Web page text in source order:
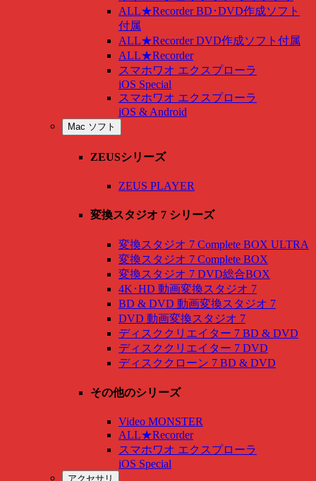
ALL★Recorder BD･DVD作成ソフト
付属
ALL★Recorder DVD作成ソフト付属
ALL★Recorder
スマホワオ エクスプローラ
iOS Special
スマホワオ エクスプローラ
iOS & Android
Mac ソフト
ZEUSシリーズ
ZEUS PLAYER
変換スタジオ 7 シリーズ
変換スタジオ 7 Complete BOX ULTRA
変換スタジオ 7 Complete BOX
変換スタジオ 7 DVD総合BOX
4K･HD 動画変換スタジオ 7
BD & DVD 動画変換スタジオ 7
DVD 動画変換スタジオ 7
ディスククリエイター 7 BD & DVD
ディスククリエイター 7 DVD
ディスククローン 7 BD & DVD
その他のシリーズ
Video MONSTER
ALL★Recorder
スマホワオ エクスプローラ
iOS Special
アクセサリ